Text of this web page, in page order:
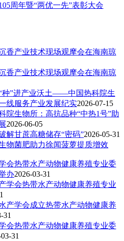
周年暨“两优一先”表彰大会
香产业技术现场观摩会在海南琼
香产业技术现场观摩会在海南琼
种”进产业沃土——中国热科院生
线服务产业发展纪实2026-07-15
院生物所：高抗品种“中热1号”助
2026-06-05
解甘蔗高糖储存“密码”2026-05-31
物菌肥助力徐闻菠萝提质增效
会热带水产动物健康养殖专业委
办2026-03-31
学会热带水产动物健康养殖专业
产学会成立热带水产动物健康养
31
会热带水产动物健康养殖专业委
31